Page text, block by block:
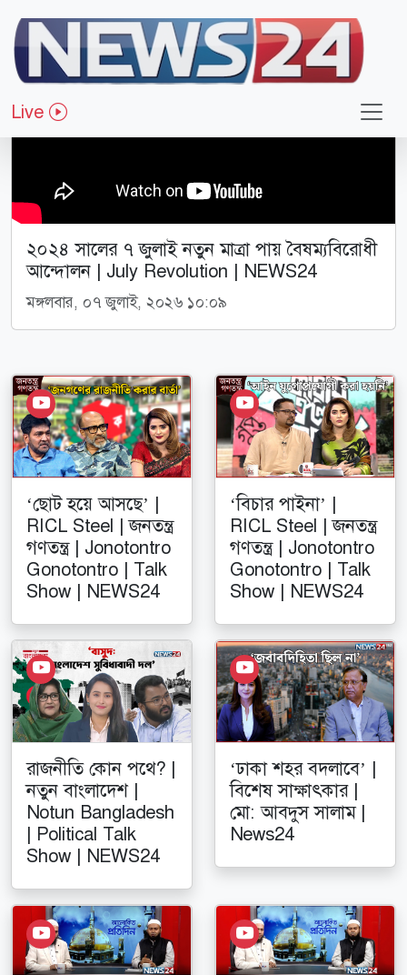
Live
২০২৪ সালের ৭ জুলাই নতুন মাত্রা পায় বৈষম্যবিরোধী
আন্দোলন | July Revolution | NEWS24
মঙ্গলবার, ০৭ জুলাই, ২০২৬ ১০:০৯
‘ছোট হয়ে আসছে’ |
RICL Steel | জনতন্ত্র
গণতন্ত্র | Jonotontro
Gonotontro | Talk
Show | NEWS24
‘বিচার পাইনা’ |
RICL Steel | জনতন্ত্র
গণতন্ত্র | Jonotontro
Gonotontro | Talk
Show | NEWS24
রাজনীতি কোন পথে? |
নতুন বাংলাদেশ |
Notun Bangladesh
| Political Talk
Show | NEWS24
‘ঢাকা শহর বদলাবে’ |
বিশেষ সাক্ষাৎকার |
মো: আবদুস সালাম |
News24